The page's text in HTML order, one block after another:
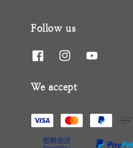
Follow us
We accept